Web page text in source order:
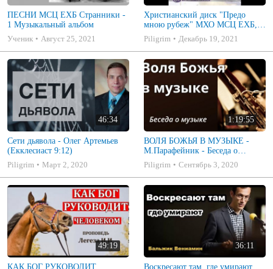
ПЕСНИ МСЦ ЕХБ Странники -
1 Музыкальный альбом
Ученик
Август 25, 2021
Христианский диск "Предо
мною рубеж" МХО МСЦ ЕХБ,
музыкальный альбом, пение,
музыка
Piligrim Декабрь 19, 2021
46:34
Сети дьявола - Олег Артемьев
(Екклесиаст 9:12)
Piligrim
Март 2, 2020
1:19:55
ВОЛЯ БОЖЬЯ В МУЗЫКЕ -
М.Парафейник - Беседа о
музыке 2
Piligrim Сентябрь 3, 2020
49:19
КАК БОГ РУКОВОДИТ
36:11
Воскресают там, где умирают.